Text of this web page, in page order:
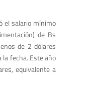
el salario mínimo
de Bs
de 2 dólares
la fecha. Este año
equivalente a